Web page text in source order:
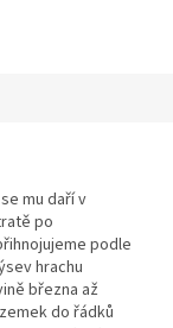
mu daří v
po
podle
hrachu
března až
do řádků